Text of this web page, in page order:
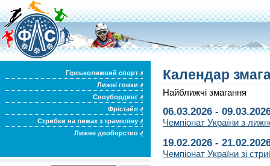
Гірськолижний спорт
Лижні гонки
Сноубординг
Фрістайл
Стрибки на лижах з трампліну
Лижне двоборство
Календар
Найближчі змагання
06.03.2026 -
Чемпіонат України з
19.02.2026 -
Чемпіонат України зі